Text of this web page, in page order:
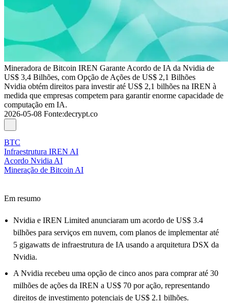
Mineradora de Bitcoin IREN Garante Acordo de IA da Nvidia de
US$ 3,4 Bilhões, com Opção de Ações de US$ 2,1 Bilhões
Nvidia obtém direitos para investir até US$ 2,1 bilhões na IREN à
medida que empresas competem para garantir enorme capacidade de
computação em IA.
2026-05-08 Fonte:decrypt.co
BTC
Infraestrutura IREN AI
Acordo Nvidia AI
Mineração de Bitcoin AI
Em resumo
Nvidia e IREN Limited anunciaram um acordo de US$ 3.4
bilhões para serviços em nuvem, com planos de implementar até
5 gigawatts de infraestrutura de IA usando a arquitetura DSX da
Nvidia.
A Nvidia recebeu uma opção de cinco anos para comprar até 30
milhões de ações da IREN a US$ 70 por ação, representando
direitos de investimento potenciais de US$ 2.1 bilhões.